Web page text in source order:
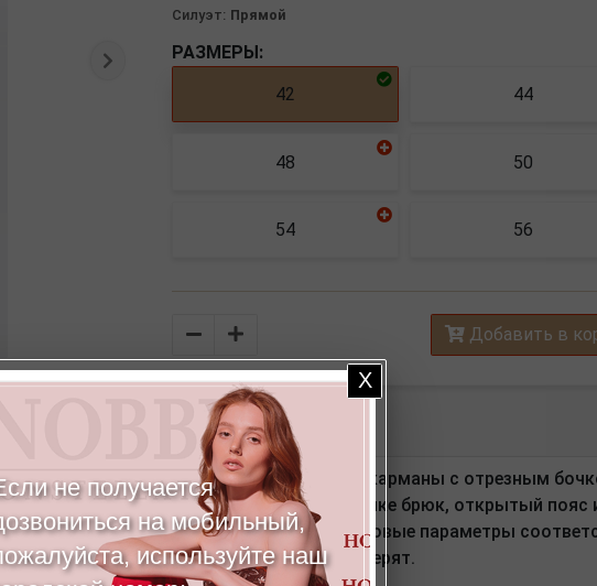
Следующая
Силуэт: Прямой
РАЗМЕРЫ:
42 44
48 50
54 56
Количество Добавить в
Детали: спереди имитация гульфика, карманы с отрезным
сзади вытачки. По задней половинке брюк, открытый пояс
шву :81 см. Ширина низа - 17,5 см. *Числовые параметры
на фото: 173 см. ВНИМАНИЕ! Брюки маломерят.
не получается
на мобильный,
используйте наш